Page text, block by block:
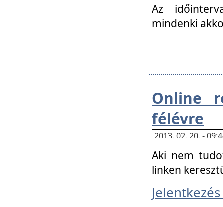
Az
mindenki
Online
félévre
2013. 02. 20. -
Aki nem
linken
Jelentkezés